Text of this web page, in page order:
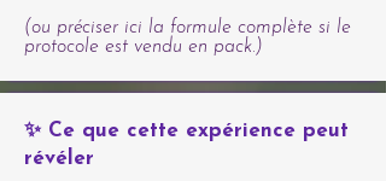
(ou préciser ici la formule complète si le
protocole est vendu en pack.)
✨ Ce que cette expérience peut
révéler